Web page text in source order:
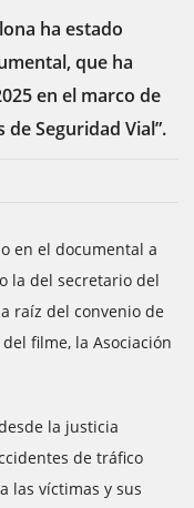
ha estado
que ha
en el marco de
de Seguridad Vial”.
en el documental a
la del secretario del
raíz del convenio de
filme, la Asociación
la justicia
de tráfico
las víctimas y sus